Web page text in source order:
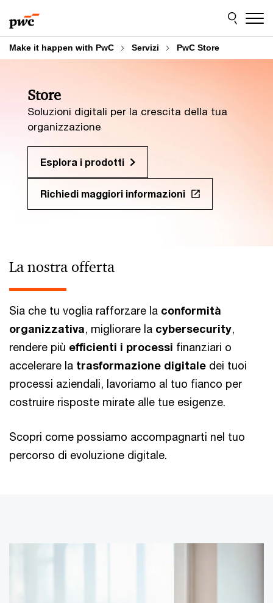
to
content
to
footer
Make it happen with PwC Servizi PwC Store
Soluzioni digitali per la crescita della tua
organizzazione
Store
Esplora i prodotti
Richiedi maggiori informazioni
La nostra offerta
Sia che tu voglia rafforzare la conformità
organizzativa, migliorare la cybersecurity,
rendere più efficienti i processi finanziari o
accelerare la trasformazione digitale dei tuoi
processi aziendali, lavoriamo al tuo fianco per
costruire risposte mirate alle tue esigenze.
Scopri come possiamo accompagnarti nel tuo
percorso di evoluzione digitale.